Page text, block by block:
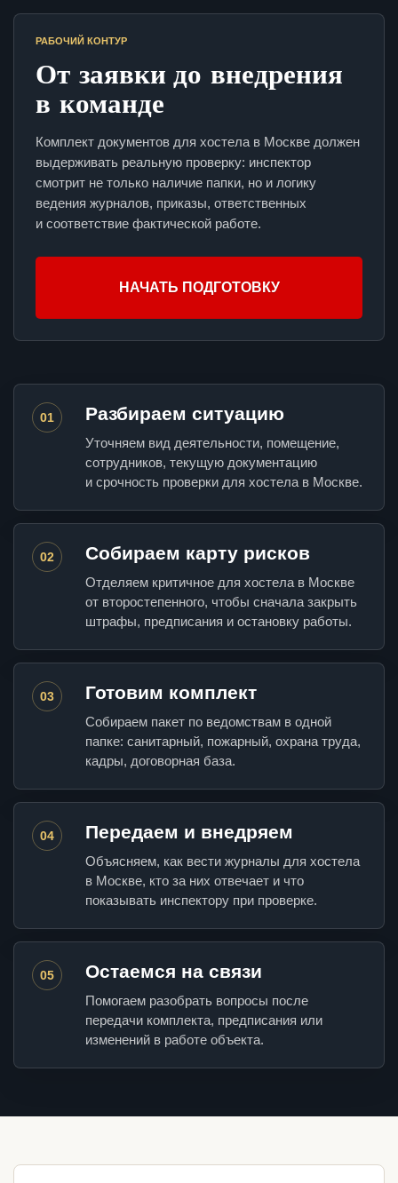
РАБОЧИЙ КОНТУР
От заявки до внедрения
в команде
Комплект документов для хостела в Москве должен
выдерживать реальную проверку: инспектор
смотрит не только наличие папки, но и логику
ведения журналов, приказы, ответственных
и соответствие фактической работе.
НАЧАТЬ ПОДГОТОВКУ
01 Разбираем ситуацию
Уточняем вид деятельности, помещение,
сотрудников, текущую документацию
и срочность проверки для хостела в Москве.
02 Собираем карту рисков
Отделяем критичное для хостела в Москве
от второстепенного, чтобы сначала закрыть
штрафы, предписания и остановку работы.
03 Готовим комплект
Собираем пакет по ведомствам в одной
папке: санитарный, пожарный, охрана труда,
кадры, договорная база.
04 Передаем и внедряем
Объясняем, как вести журналы для хостела
в Москве, кто за них отвечает и что
показывать инспектору при проверке.
05 Остаемся на связи
Помогаем разобрать вопросы после
передачи комплекта, предписания или
изменений в работе объекта.